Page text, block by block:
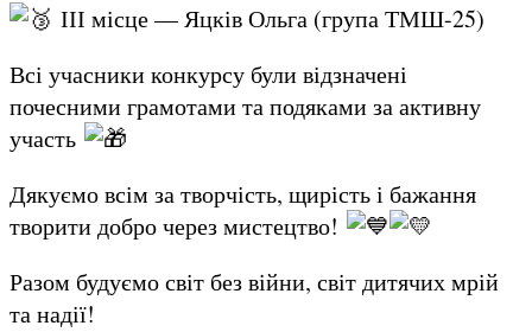
ІІІ місце — Яцків Ольга (група ТМШ-25)
Всі учасники конкурсу були відзначені
почесними грамотами та подяками за активну
участь
Дякуємо всім за творчість, щирість і бажання
творити добро через мистецтво!
Разом будуємо світ без війни, світ дитячих мрій
та надії!